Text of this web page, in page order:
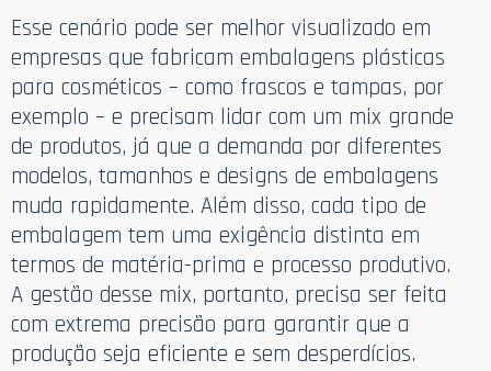
Esse cenário pode ser melhor visualizado em
empresas que fabricam embalagens plásticas
para cosméticos – como frascos e tampas, por
exemplo – e precisam lidar com um mix grande
de produtos, já que a demanda por diferentes
modelos, tamanhos e designs de embalagens
muda rapidamente. Além disso, cada tipo de
embalagem tem uma exigência distinta em
termos de matéria-prima e processo produtivo.
A gestão desse mix, portanto, precisa ser feita
com extrema precisão para garantir que a
produção seja eficiente e sem desperdícios.